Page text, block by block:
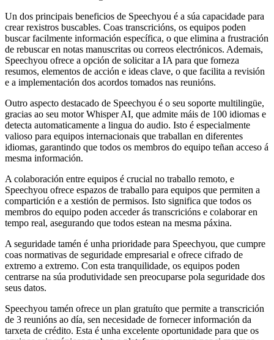
Un dos principais beneficios de Speechyou é a súa capacidade para
crear rexistros buscables. Coas transcricións, os equipos poden
buscar facilmente información específica, o que elimina a frustración
de rebuscar en notas manuscritas ou correos electrónicos. Ademais,
Speechyou ofrece a opción de solicitar a IA para que forneza
resumos, elementos de acción e ideas clave, o que facilita a revisión
e a implementación dos acordos tomados nas reunións.
Outro aspecto destacado de Speechyou é o seu soporte multilingüe,
gracias ao seu motor Whisper AI, que admite máis de 100 idiomas e
detecta automaticamente a lingua do audio. Isto é especialmente
valioso para equipos internacionais que traballan en diferentes
idiomas, garantindo que todos os membros do equipo teñan acceso á
mesma información.
A colaboración entre equipos é crucial no traballo remoto, e
Speechyou ofrece espazos de traballo para equipos que permiten a
compartición e a xestión de permisos. Isto significa que todos os
membros do equipo poden acceder ás transcricións e colaborar en
tempo real, asegurando que todos estean na mesma páxina.
A seguridade tamén é unha prioridade para Speechyou, que cumpre
coas normativas de seguridade empresarial e ofrece cifrado de
extremo a extremo. Con esta tranquilidade, os equipos poden
centrarse na súa produtividade sen preocuparse pola seguridade dos
seus datos.
Speechyou tamén ofrece un plan gratuíto que permite a transcrición
de 3 reunións ao día, sen necesidade de fornecer información da
tarxeta de crédito. Esta é unha excelente oportunidade para que os